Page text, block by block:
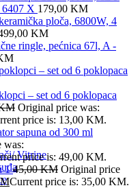
Vitrine
X 179,00 KM
ploča, 6800W, 4
KM
ringle, pećnica 67l, A -
– set od 6 poklopaca
Original price was:
price is: 13,00 KM.
sapuna od 300 ml
was:
price is: 49,00 KM.
145,00KM Original price
Current price is: 35,00 KM.